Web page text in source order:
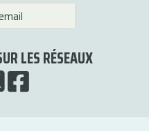
LES RÉSEAUX